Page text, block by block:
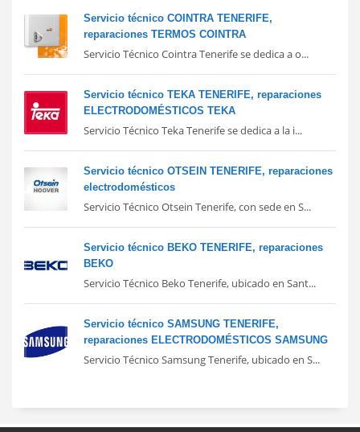
Servicio técnico COINTRA TENERIFE,
reparaciones TERMOS COINTRA
Servicio Técnico Cointra Tenerife se dedica a o...
Servicio técnico TEKA TENERIFE, reparaciones
ELECTRODOMÉSTICOS TEKA
Servicio Técnico Teka Tenerife se dedica a la i...
Servicio técnico OTSEIN TENERIFE, reparaciones
electrodomésticos
Servicio Técnico Otsein Tenerife, con sede en S...
Servicio técnico BEKO TENERIFE, reparaciones
BEKO
Servicio Técnico Beko Tenerife, ubicado en Sant...
Servicio técnico SAMSUNG TENERIFE,
reparaciones ELECTRODOMÉSTICOS SAMSUNG
Servicio Técnico Samsung Tenerife, ubicado en S...